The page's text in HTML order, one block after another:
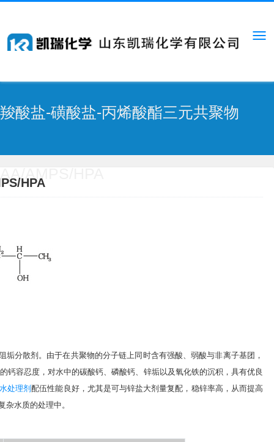
羧酸盐-磺酸盐-丙烯酸酯三元共聚物
AA/AMPS/HPA
HPA
分散剂。由于在共聚物的分子链上同时含有强酸、弱酸与非离子基团，
钙容忍度，对水中的碳酸钙、磷酸钙、锌垢以及氧化铁的沉积，具有优良
水处理剂配伍性能良好，尤其是可与锌盐大剂量复配，稳锌率高，从而提高
水质的处理中。